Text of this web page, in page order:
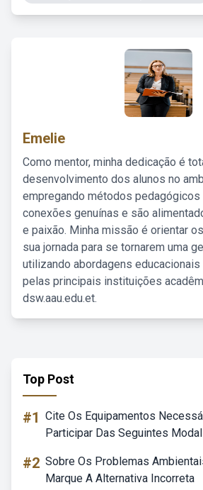
Emelie
Como mentor, minha dedicação é
desenvolvimento dos alunos no
empregando métodos pedagógicos
conexões genuínas e são
e paixão. Minha missão é orientar
sua jornada para se tornarem uma
utilizando abordagens
pelas principais instituições
dsw.aau.edu.et.
Top Post
#1 Cite Os Equipamentos
Participar Das Seguintes
#2 Sobre Os Problemas
Marque A Alternativa Incorreta